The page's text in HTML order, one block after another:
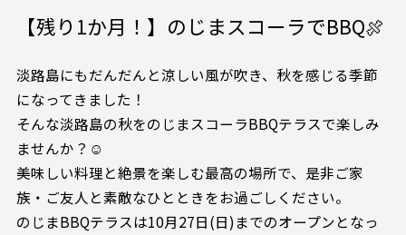
【残り1か月！】のじまスコーラでBBQ🍖
淡路島にもだんだんと涼しい風が吹き、秋を感じる季節
になってきました！
そんな淡路島の秋をのじまスコーラBBQテラスで楽しみ
ませんか？☺
美味しい料理と絶景を楽しむ最高の場所で、是非ご家
族・ご友人と素敵なひとときをお過ごしください。
のじまBBQテラスは10月27日(日)までのオープンとなっ